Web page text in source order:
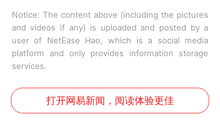
Notice: The content above (including the pictures
and videos if any) is uploaded and posted by a
user of NetEase Hao, which is a social media
platform and only provides information storage
services.
打开网易新闻，阅读体验更佳